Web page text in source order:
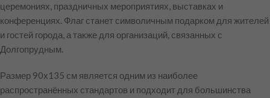
церемониях, праздничных мероприятиях, выставках и
конференциях. Флаг станет символичным подарком для жителей
и гостей города, а также для организаций, связанных с
Долгопрудным.
Размер 90х135 см является одним из наиболее
распространённых стандартов и подходит для большинства